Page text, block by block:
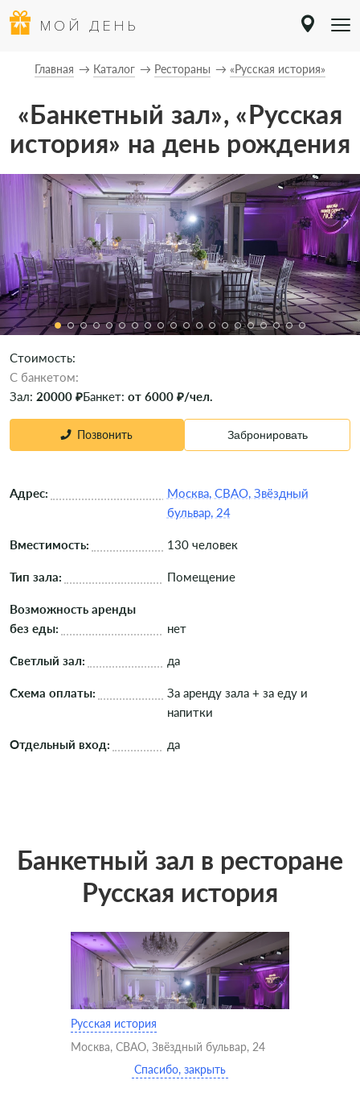
МОЙ ДЕНЬ
Главная Каталог Рестораны «Русская история»
«Банкетный зал», «Русская
история» на день рождения
Стоимость:
C банкетом:
Зал: 20000 ₽Банкет: от 6000 ₽/чел.
Позвонить Забронировать
Адрес:
Москва, СВАО, Звёздный
бульвар, 24
Вместимость: 130 человек
Тип зала: Помещение
Возможность аренды
без еды:
нет
Светлый зал: да
Схема оплаты:
За аренду зала + за еду и
напитки
Отдельный вход: да
Банкетный зал в ресторане
Русская история
Русская история
Москва, СВАО, Звёздный бульвар, 24
Спасибо, закрыть